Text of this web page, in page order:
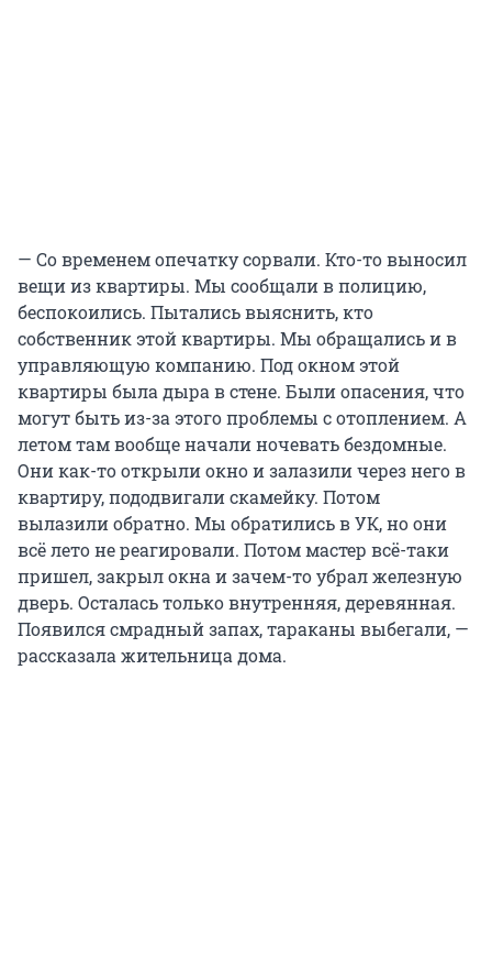
— Со временем опечатку сорвали. Кто-то выносил
вещи из квартиры. Мы сообщали в полицию,
беспокоились. Пытались выяснить, кто
собственник этой квартиры. Мы обращались и в
управляющую компанию. Под окном этой
квартиры была дыра в стене. Были опасения, что
могут быть из-за этого проблемы с отоплением. А
летом там вообще начали ночевать бездомные.
Они как-то открыли окно и залазили через него в
квартиру, пододвигали скамейку. Потом
вылазили обратно. Мы обратились в УК, но они
всё лето не реагировали. Потом мастер всё-таки
пришел, закрыл окна и зачем-то убрал железную
дверь. Осталась только внутренняя, деревянная.
Появился смрадный запах, тараканы выбегали, —
рассказала жительница дома.